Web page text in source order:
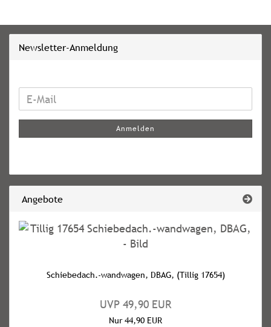
Newsletter-Anmeldung
WEITER
ZUR
ANMELDUNG
E-
Anmelden
Angebote
Schiebedach.-wandwagen, DBAG, (Tillig 17654)
UVP 49,90 EUR
Nur 44,90 EUR